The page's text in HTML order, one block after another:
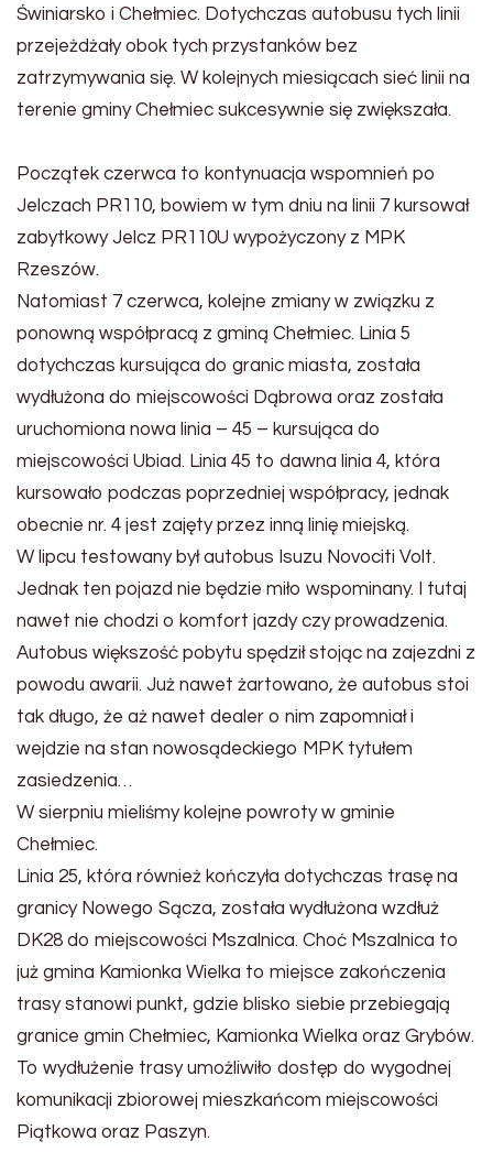
Świniarsko i Chełmiec. Dotychczas autobusu tych linii
przejeżdżały obok tych przystanków bez
zatrzymywania się. W kolejnych miesiącach sieć linii na
terenie gminy Chełmiec sukcesywnie się zwiększała.
Początek czerwca to kontynuacja wspomnień po
Jelczach PR110, bowiem w tym dniu na linii 7 kursował
zabytkowy Jelcz PR110U wypożyczony z MPK
Rzeszów.
Natomiast 7 czerwca, kolejne zmiany w związku z
ponowną współpracą z gminą Chełmiec. Linia 5
dotychczas kursująca do granic miasta, została
wydłużona do miejscowości Dąbrowa oraz została
uruchomiona nowa linia – 45 – kursująca do
miejscowości Ubiad. Linia 45 to dawna linia 4, która
kursowało podczas poprzedniej współpracy, jednak
obecnie nr. 4 jest zajęty przez inną linię miejską.
W lipcu testowany był autobus Isuzu Novociti Volt.
Jednak ten pojazd nie będzie miło wspominany. I tutaj
nawet nie chodzi o komfort jazdy czy prowadzenia.
Autobus większość pobytu spędził stojąc na zajezdni z
powodu awarii. Już nawet żartowano, że autobus stoi
tak długo, że aż nawet dealer o nim zapomniał i
wejdzie na stan nowosądeckiego MPK tytułem
zasiedzenia…
W sierpniu mieliśmy kolejne powroty w gminie
Chełmiec.
Linia 25, która również kończyła dotychczas trasę na
granicy Nowego Sącza, została wydłużona wzdłuż
DK28 do miejscowości Mszalnica. Choć Mszalnica to
już gmina Kamionka Wielka to miejsce zakończenia
trasy stanowi punkt, gdzie blisko siebie przebiegają
granice gmin Chełmiec, Kamionka Wielka oraz Grybów.
To wydłużenie trasy umożliwiło dostęp do wygodnej
komunikacji zbiorowej mieszkańcom miejscowości
Piątkowa oraz Paszyn.